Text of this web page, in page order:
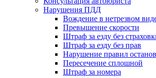
Нарушения ПДД
Вождение в нетрезвом
Превышение скорости
Штраф за езду без
Штраф за езду без прав
Нарушение правил
Пересечение сплошной
Штраф за номера